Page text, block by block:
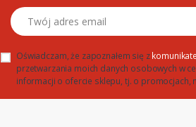
Twój adres email
Oświadczam, że zapoznałem się z
przetwarzania moich danych osobowych w
informacji o ofercie sklepu, tj. o promocjach,